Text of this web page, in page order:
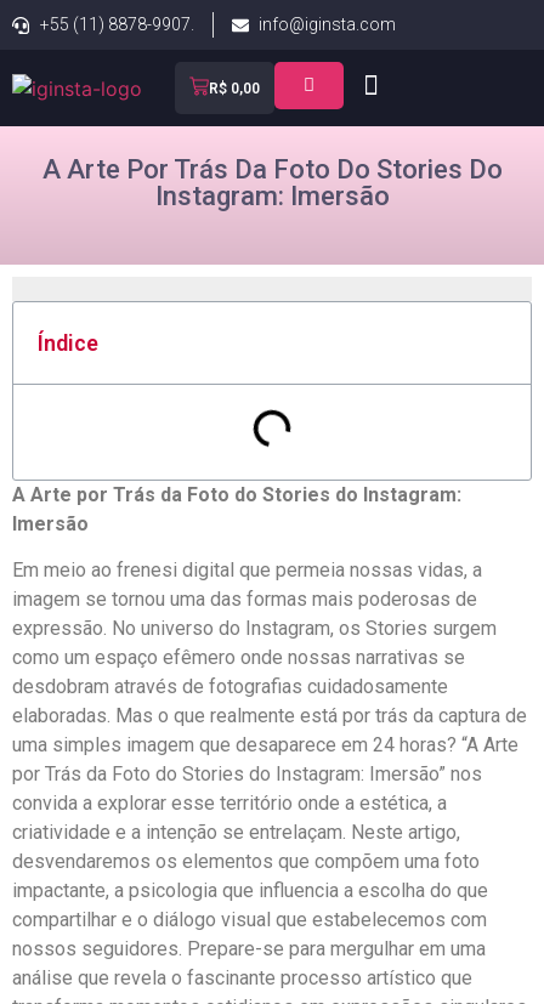
+55 (11) 8878-9907. info@iginsta.com
R$ 0,00
A Arte Por Trás Da Foto Do Stories Do
Instagram: Imersão
Índice
A Arte por⁤ Trás da Foto‍ do Stories do Instagram:
Imersão
Em meio ao frenesi ‍digital que ⁣permeia⁢ nossas vidas, a
imagem se tornou uma das formas mais poderosas de
expressão. No universo‍ do Instagram, os Stories surgem
como ‍um espaço efêmero onde⁢ nossas narrativas se
desdobram através de fotografias cuidadosamente
elaboradas.⁢ Mas o que⁢ realmente está por trás da captura⁤ de
uma ‌simples imagem que desaparece em 24 horas? “A Arte
por Trás da ​Foto do ⁣Stories do Instagram: Imersão” nos
convida a explorar esse território onde a estética, a
criatividade e a intenção se entrelaçam. Neste ‌artigo,
desvendaremos os elementos que compõem uma foto
impactante,⁤ a⁤ psicologia que influencia a escolha ⁤do que
compartilhar e o diálogo visual que estabelecemos com
nossos​ seguidores.⁤ Prepare-se para‍ mergulhar em uma
análise que revela ⁤o fascinante processo ⁤artístico que